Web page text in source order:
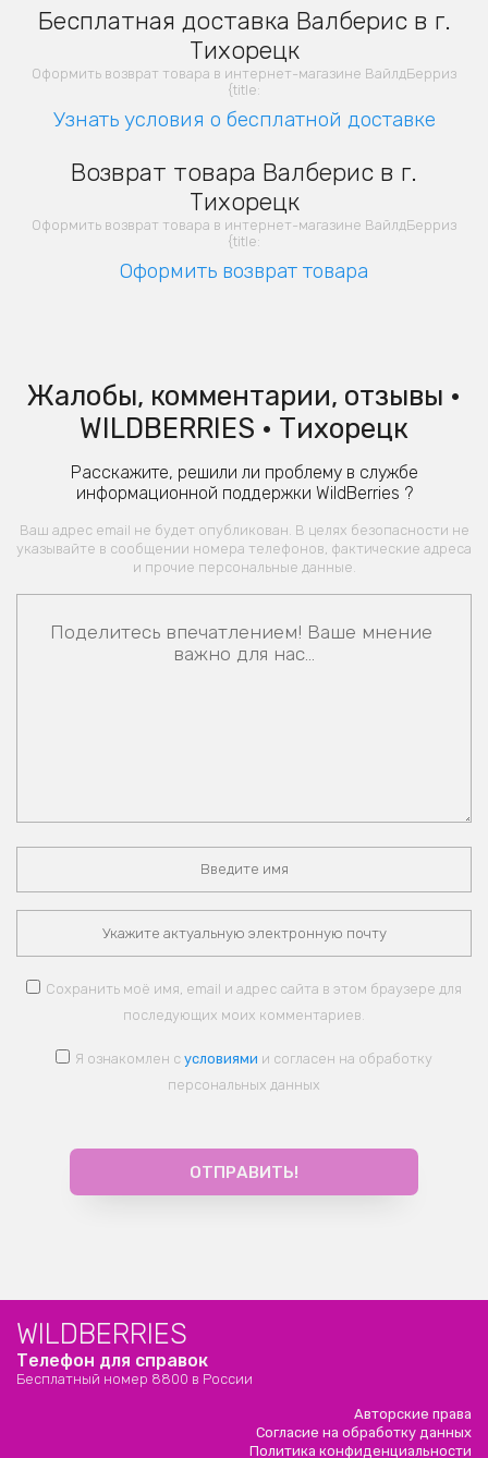
Бесплатная доставка Валберис в г.
Тихорецк
Оформить возврат товара в интернет-магазине ВайлдБерриз
{title:
Узнать условия о бесплатной доставке
Возврат товара Валберис в г.
Тихорецк
Оформить возврат товара в интернет-магазине ВайлдБерриз
{title:
Оформить возврат товара
Жалобы, комментарии, отзывы •
WILDBERRIES • Тихорецк
Расскажите, решили ли проблему в службе
информационной поддержки WildBerries ?
Ваш адрес email не будет опубликован. В целях безопасности не
указывайте в сообщении номера телефонов, фактические адреса
и прочие персональные данные.
Сохранить моё имя, email и адрес сайта в этом браузере для
последующих моих комментариев.
Я ознакомлен с условиями и согласен на обработку
персональных данных
WILDBERRIES
Телефон для справок
Бесплатный номер 8800 в России
Авторские права
Согласие на обработку данных
Политика конфиденциальности